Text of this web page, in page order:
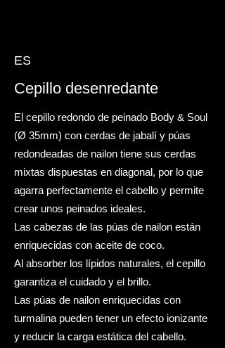
ES
Cepillo desenredante
El cepillo redondo de peinado Body & Soul
(Ø 35mm) con cerdas de jabalí y púas
redondeadas de nailon tiene sus cerdas
mixtas dispuestas en diagonal, por lo que
agarra perfectamente el cabello y permite
crear unos peinados ideales.
Las cabezas de las púas de nailon están
enriquecidas con aceite de coco.
Al absorber los lípidos naturales, el cepillo
garantiza el cuidado y el brillo.​
Las púas de nailon enriquecidas con
turmalina pueden tener un efecto ionizante
y reducir la carga estática del cabello. ​